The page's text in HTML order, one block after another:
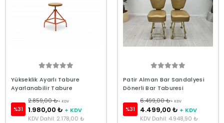
Yükseklik Ayarlı Tabure
Ayarlanabilir Tabure
%31
2.859,00 ₺+ KDV
1.980,00 ₺ + KDV
KDV Dahil: 2.178,00 ₺
Patir Alman Bar Sandalyesi
Dönerli Bar Taburesi
%31
6.499,00 ₺+ KDV
4.499,00 ₺ + KDV
KDV Dahil: 4.948,90 ₺